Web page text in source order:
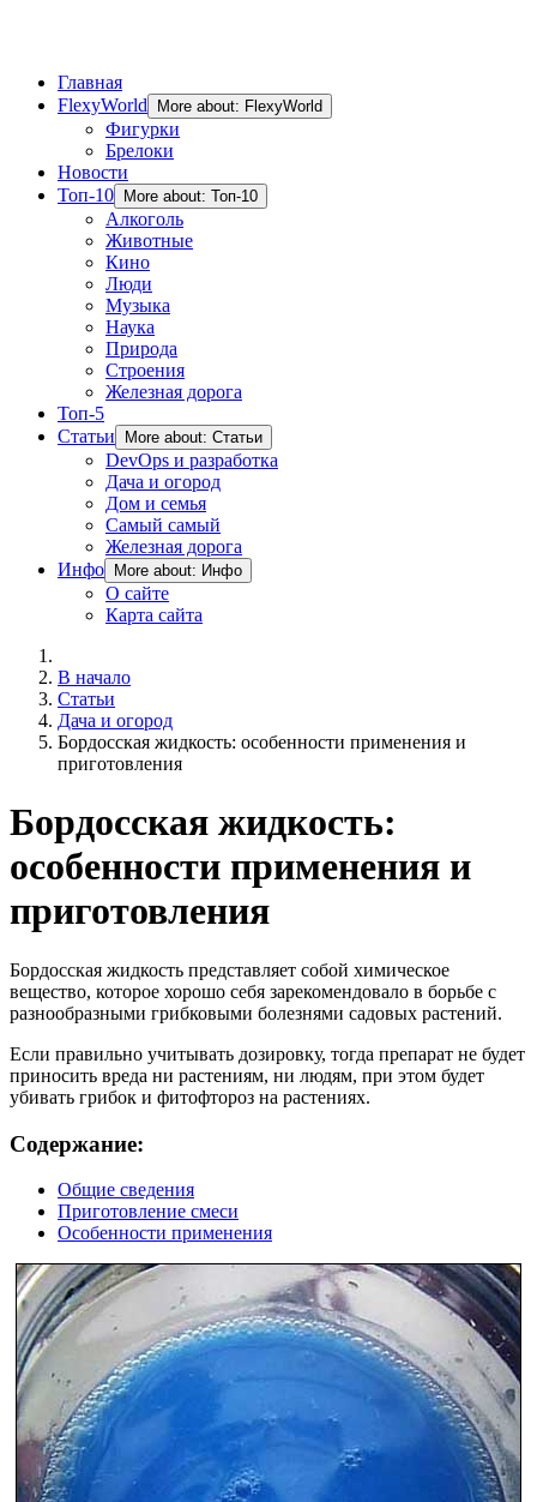
Главная
FlexyWorld
More about: FlexyWorld
Фигурки
Брелоки
Новости
Топ-10
More about: Топ-10
Алкоголь
Животные
Кино
Люди
Музыка
Наука
Природа
Строения
Железная дорога
Топ-5
Статьи
More about: Статьи
DevOps и разработка
Дача и огород
Дом и семья
Самый самый
Железная дорога
Инфо
More about: Инфо
О сайте
Карта сайта
В начало
Статьи
Дача и огород
Бордосская жидкость: особенности применения и
приготовления
Бордосская жидкость:
особенности применения и
приготовления
Бордосская жидкость представляет собой химическое
вещество, которое хорошо себя зарекомендовало в борьбе с
разнообразными грибковыми болезнями садовых растений.
Если правильно учитывать дозировку, тогда препарат не будет
приносить вреда ни растениям, ни людям, при этом будет
убивать грибок и фитофтороз на растениях.
Содержание:
Общие сведения
Приготовление смеси
Особенности применения